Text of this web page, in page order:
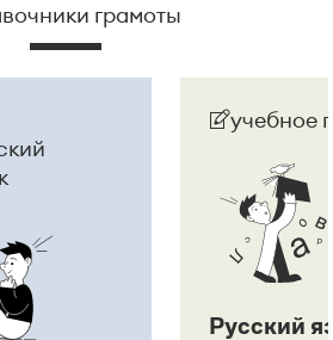
грамоты
учебное
Русский